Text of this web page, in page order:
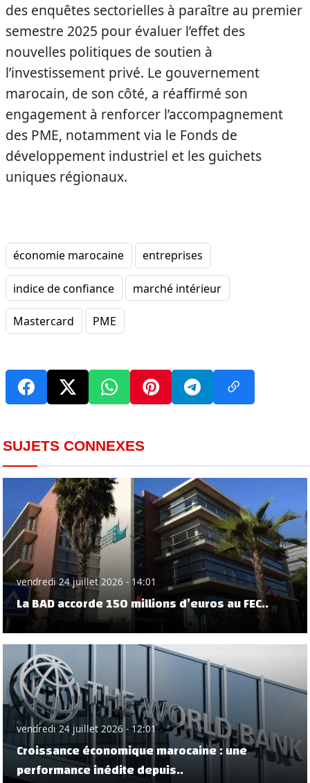
des enquêtes sectorielles à paraître au premier
semestre 2025 pour évaluer l’effet des
nouvelles politiques de soutien à
l’investissement privé. Le gouvernement
marocain, de son côté, a réaffirmé son
engagement à renforcer l’accompagnement
des PME, notamment via le Fonds de
développement industriel et les guichets
uniques régionaux.
économie marocaine entreprises
indice de confiance marché intérieur
Mastercard PME
SUJETS CONNEXES
vendredi 24 juillet 2026 - 14:01
La BAD accorde 150 millions d’euros au FEC..
vendredi 24 juillet 2026 - 12:01
Croissance économique marocaine : une
performance inédite depuis..